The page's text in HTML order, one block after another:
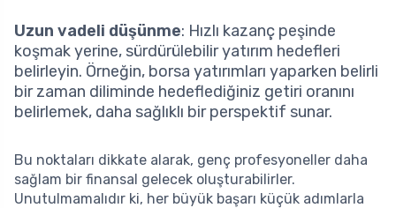
Uzun vadeli düşünme: Hızlı kazanç peşinde
koşmak yerine, sürdürülebilir yatırım hedefleri
belirleyin. Örneğin, borsa yatırımları yaparken belirli
bir zaman diliminde hedeflediğiniz getiri oranını
belirlemek, daha sağlıklı bir perspektif sunar.
Bu noktaları dikkate alarak, genç profesyoneller daha
sağlam bir finansal gelecek oluşturabilirler.
Unutulmamalıdır ki, her büyük başarı küçük adımlarla